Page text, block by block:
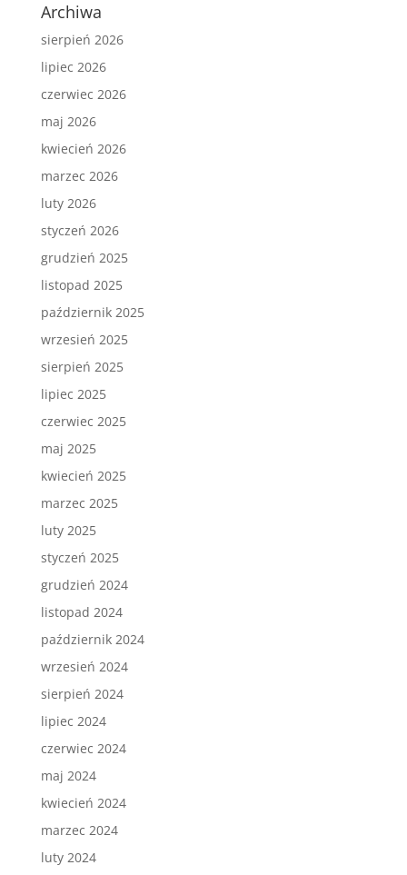
Archiwa
sierpień 2026
lipiec 2026
czerwiec 2026
maj 2026
kwiecień 2026
marzec 2026
luty 2026
styczeń 2026
grudzień 2025
listopad 2025
październik 2025
wrzesień 2025
sierpień 2025
lipiec 2025
czerwiec 2025
maj 2025
kwiecień 2025
marzec 2025
luty 2025
styczeń 2025
grudzień 2024
listopad 2024
październik 2024
wrzesień 2024
sierpień 2024
lipiec 2024
czerwiec 2024
maj 2024
kwiecień 2024
marzec 2024
luty 2024